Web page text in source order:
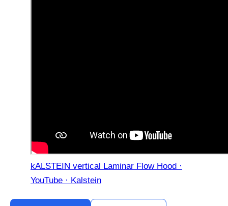
kALSTEIN vertical Laminar Flow Hood ·
YouTube · Kalstein